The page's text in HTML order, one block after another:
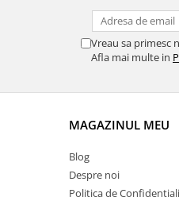
Vreau sa primesc
Afla mai multe in
MAGAZINUL MEU
Blog
Despre noi
Politica de